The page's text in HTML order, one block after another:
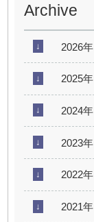
Archive
2026年
2025年
2024年
2023年
2022年
2021年